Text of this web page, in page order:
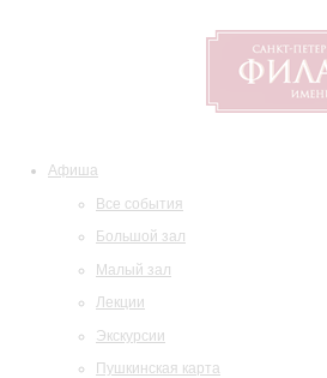
Афиша
Все события
Большой зал
Малый зал
Лекции
Экскурсии
Пушкинская карта